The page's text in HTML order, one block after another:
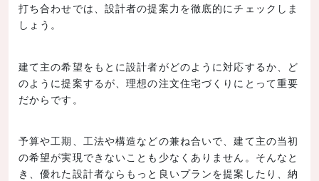
打ち合わせでは、設計者の提案力を徹底的にチェックしま
しょう。
建て主の希望をもとに設計者がどのように対応するか、ど
のように提案するが、理想の注文住宅づくりにとって重要
だからです。
予算や工期、工法や構造などの兼ね合いで、建て主の当初
の希望が実現できないことも少なくありません。そんなと
き、優れた設計者ならもっと良いプランを提案したり、納